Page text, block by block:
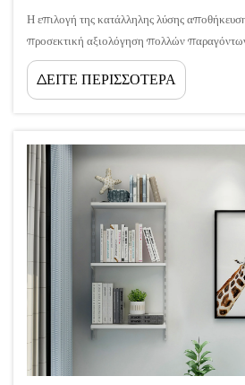
Η επιλογή της κατάλληλης λύσης
προσεκτική αξιολόγηση πολλών
τη λειτουργικότητα, την αντοχή και τη
Οι αγοραστές που προχωρούν βιαστικά σε
αξιολόγηση συχνά αντιμετωπίζουν ακριβά
ΔΕΙΤΕ ΠΕΡΙΣΣΟΤΕΡΑ